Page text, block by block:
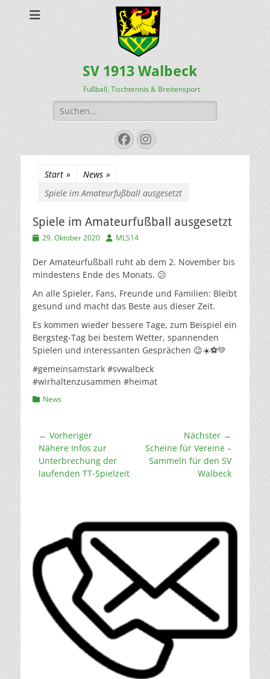
SV 1913 Walbeck
Fußball, Tischtennis & Breitensport
Suchen
nach:
Facebook
Instagram
Start » News »
Spiele im Amateurfußball ausgesetzt
Spiele im Amateurfußball ausgesetzt
Veröffentlicht
29. Oktober 2020 AutorMLS14
Der Amateurfußball ruht ab dem 2. November bis
mindestens Ende des Monats. 😕
An alle Spieler, Fans, Freunde und Familien: Bleibt
gesund und macht das Beste aus dieser Zeit.
Es kommen wieder bessere Tage, zum Beispiel ein
Bergsteg-Tag bei bestem Wetter, spannenden
Spielen und interessanten Gesprächen 😉☀️⚽️💚
#gemeinsamstark #svwalbeck
#wirhaltenzusammen #heimat
Kategorien
News
Beitragsnavigation
← Vorheriger
Vorheriger
Beitrag:
Nähere Infos zur
Unterbrechung der
laufenden TT-Spielzeit
Nächster →
Nächster
Beitrag:
Scheine für Vereine –
Sammeln für den SV
Walbeck